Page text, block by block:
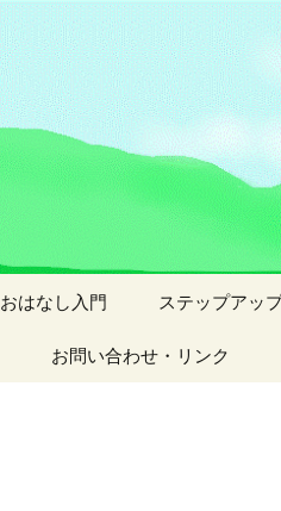
おはなし入門 ステップアッ
お問い合わせ・リンク